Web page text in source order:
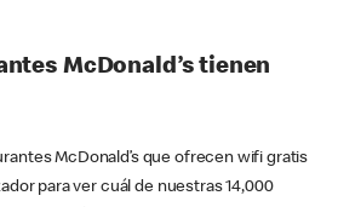
McDonald’s tienen
McDonald’s que ofrecen wifi gratis
para ver cuál de nuestras 14,000